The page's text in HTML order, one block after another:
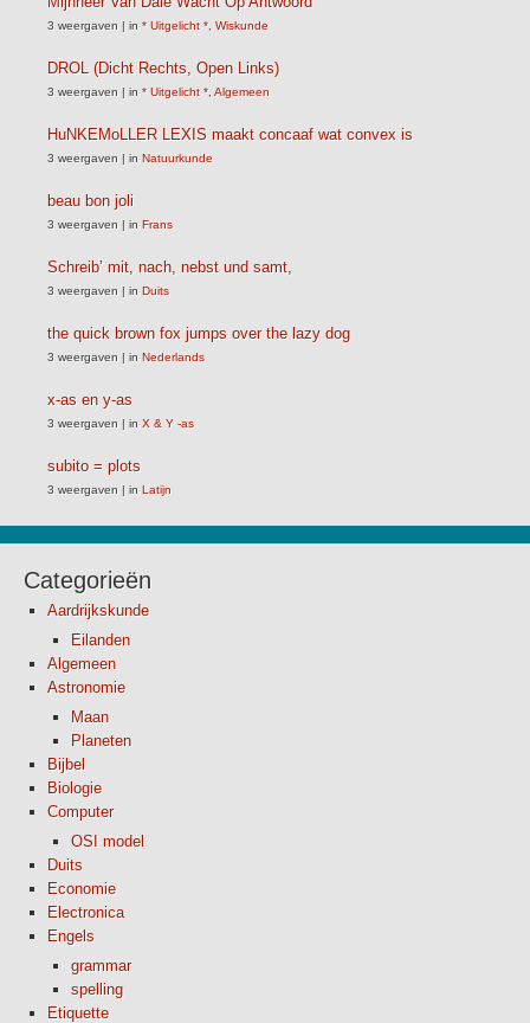
3 weergaven | in * Uitgelicht * Wiskunde
DROL (Dicht Rechts, Open Links)
3 weergaven | in * Uitgelicht * Algemeen
HuNKEMoLLER LEXIS maakt concaaf wat convex is
3 weergaven | in Natuurkunde
beau bon joli
3 weergaven | in Frans
Schreib’ mit, nach, nebst und samt,
3 weergaven | in Duits
the quick brown fox jumps over the lazy dog
3 weergaven | in Nederlands
x-as en y-as
3 weergaven | in X & Y -as
subito = plots
3 weergaven | in Latijn
Categorieën
Aardrijkskunde
Eilanden
Algemeen
Astronomie
Maan
Planeten
Bijbel
Biologie
Computer
OSI model
Duits
Economie
Electronica
Engels
grammar
spelling
Etiquette